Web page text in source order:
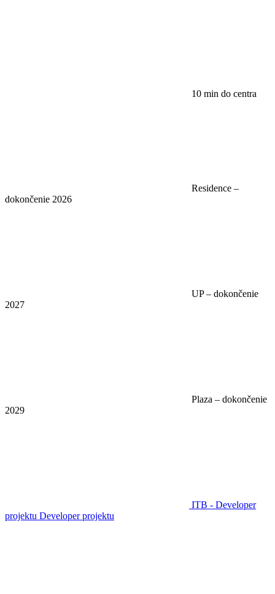
10 min do centra
Residence –
dokončenie 2026
UP – dokončenie
2027
Plaza – dokončenie
2029
ITB - Developer
projektu Developer projektu